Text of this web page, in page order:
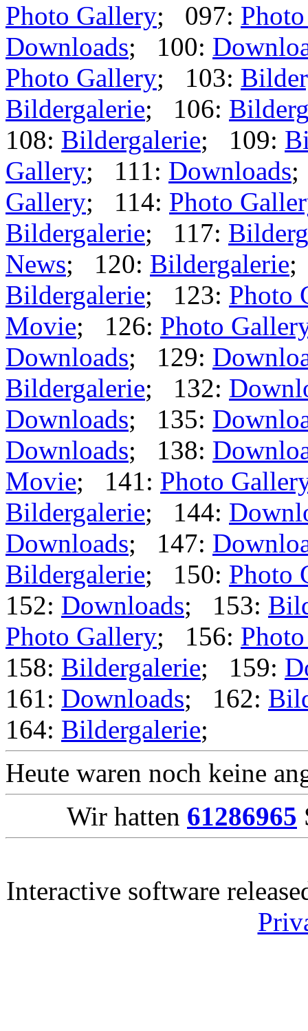
Photo Gallery; 097:
Downloads; 100:
Photo Gallery; 103:
Bildergalerie; 106:
108: Bildergalerie; 109:
Gallery; 111: Downloads;
Gallery; 114: Photo
Bildergalerie; 117:
News; 120: Bildergalerie;
Bildergalerie; 123: Photo
Movie; 126: Photo
Downloads; 129:
Bildergalerie; 132:
Downloads; 135:
Downloads; 138:
Movie; 141: Photo
Bildergalerie; 144:
Downloads; 147:
Bildergalerie; 150: Photo
152: Downloads; 153:
Photo Gallery; 156:
158: Bildergalerie; 159:
161: Downloads; 162:
164: Bildergalerie;
Heute waren noch keine
Wir hatten 61286965
Interactive software